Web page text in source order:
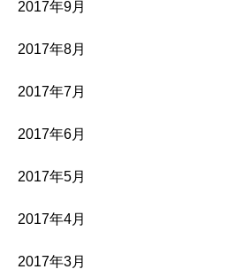
2017年9月
2017年8月
2017年7月
2017年6月
2017年5月
2017年4月
2017年3月